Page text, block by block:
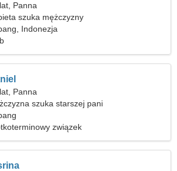
Panna
szuka mężczyzny
Indonezja
Panna
szuka starszej pani
związek